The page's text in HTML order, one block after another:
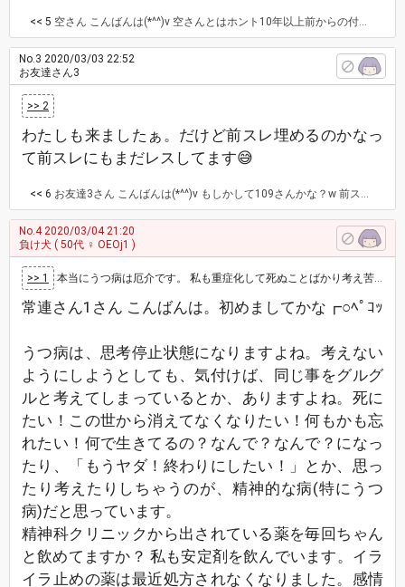
<< 5 空さん こんばんは(*^^)v 空さんとはホント10年以上前からの付き合いだね。あっという間の時間だけど、長い年月の時間だよね。 悲惨な状態から知ってる付き合いだもんね。 あの頃に比べたら、大分良くなってきたよね。 外出すら怖くて1人では家から出れなかった私が、今では1人で外出する事も出来ます。窓締め切り、カーテン締め切りの部屋から、今は、たまに窓を開けたり、カーテンを閉めるとしても昼間はレースのカーテンだけにしたりが出来るようになりました。 ありがとう😊
No.3 2020/03/03 22:52
お友達さん3
>> 2
わたしも来ましたぁ。だけど前スレ埋めるのかなっ
て前スレにもまだレスしてます😅
<< 6 お友達3さん こんばんは(*^^)v もしかして109さんかな？w 前スレの残りも、この新しいスレのコメントも、ちゃんと見るから、大丈夫だよ(*^^)v どちらでも、好きな方に書いてね。
No.42020/03/04 21:20
負け犬 ( 50代 ♀ OEOj1 )
>> 1 本当にうつ病は厄介です。 私も重症化して死ぬことばかり考え苦しみ、何とか回復し楽になって来て良かったと思っていたら、交通事故を起こして…
常連さん1さん こんばんは。初めましてかな┏○ﾍﾟｺｯ
うつ病は、思考停止状態になりますよね。考えない
ようにしようとしても、気付けば、同じ事をグルグ
ルと考えてしまっているとか、ありますよね。死に
たい！この世から消えてなくなりたい！何もかも忘
れたい！何で生きてるの？なんで？なんで？になっ
たり、「もうヤダ！終わりにしたい！」とか、思っ
たり考えたりしちゃうのが、精神的な病(特にうつ
病)だと思っています。
精神科クリニックから出されている薬を毎回ちゃん
と飲めてますか？ 私も安定剤を飲んでいます。イラ
イラ止めの薬は最近処方されなくなりました。感情